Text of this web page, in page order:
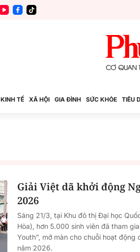
KINH TẾ XÃ HỘI GIA ĐÌNH SỨC KHỎE TIÊU
Giải Việt dã khởi động
2026
Sáng 21/3, tại Khu đô thị Đại học
Hòa), hơn 5.000 sinh viên đã tham
Youth”, mở màn cho chuỗi hoạt
năm 2026.